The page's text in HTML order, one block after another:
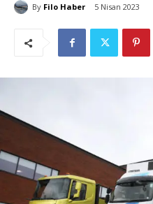
By Filo Haber 5 Nisan 2023